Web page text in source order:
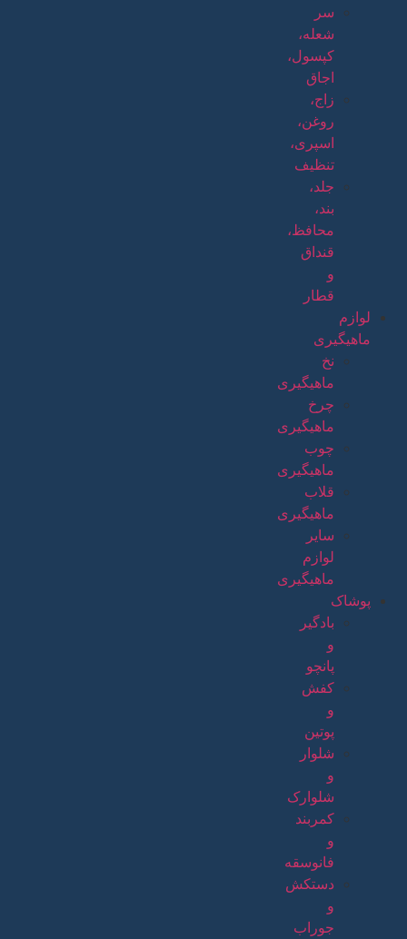
سر
شعله،
کپسول،
اجاق
زاج،
روغن،
اسپری،
تنظیف
جلد،
بند،
محافظ،
قنداق
و
قطار
لوازم
ماهیگیری
نخ
ماهیگیری
چرخ
ماهیگیری
چوب
ماهیگیری
قلاب
ماهیگیری
سایر
لوازم
ماهیگیری
پوشاک
بادگیر
و
پانچو
کفش
و
پوتین
شلوار
و
شلوارک
کمربند
و
فانوسقه
دستکش
و
جوراب